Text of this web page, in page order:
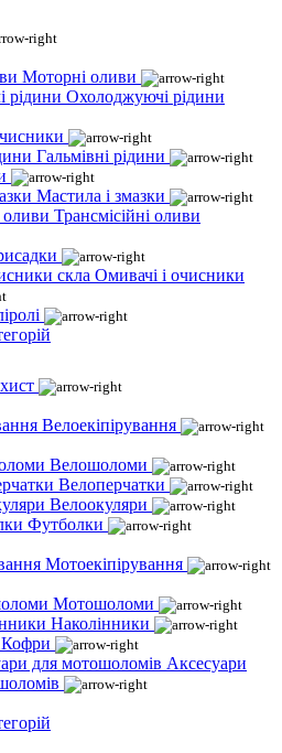
Моторні оливи
Охолоджуючі рідини
Гальмівні рідини
Мастила і змазки
Трансмісійні оливи
Омивачі і очисники
Велоекіпірування
Велошоломи
Велоперчатки
Велоокуляри
Футболки
Мотоекіпірування
Мотошоломи
Наколінники
Кофри
Аксесуари